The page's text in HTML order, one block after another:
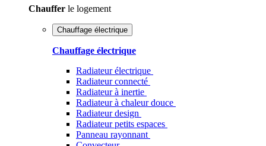
Chauffer le logement
Chauffage électrique
Chauffage électrique
Radiateur électrique
Radiateur connecté
Radiateur à inertie
Radiateur à chaleur douce
Radiateur design
Radiateur petits espaces
Panneau rayonnant